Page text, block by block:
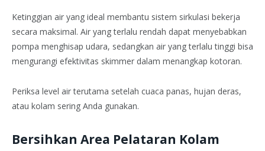
Ketinggian air yang ideal membantu sistem sirkulasi bekerja
secara maksimal. Air yang terlalu rendah dapat menyebabkan
pompa menghisap udara, sedangkan air yang terlalu tinggi bisa
mengurangi efektivitas skimmer dalam menangkap kotoran.
Periksa level air terutama setelah cuaca panas, hujan deras,
atau kolam sering Anda gunakan.
Bersihkan Area Pelataran Kolam